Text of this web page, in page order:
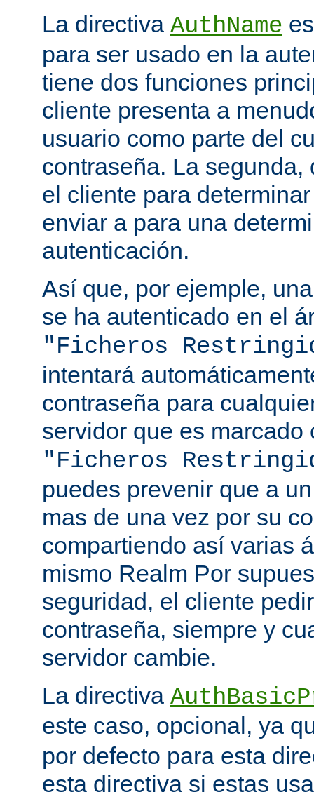
La directiva AuthName
para ser usado en la
tiene dos funciones
cliente presenta a
usuario como parte del
contraseña. La
el cliente para
enviar a para una
autenticación.
Así que, por ejemple,
se ha autenticado en el
"Ficheros
intentará
contraseña para
servidor que es marcado
"Ficheros
puedes prevenir que a
mas de una vez por su
compartiendo así varias
mismo Realm Por
seguridad, el cliente
contraseña, siempre y
servidor cambie.
La directiva
este caso, opcional, ya
por defecto para esta
esta directiva si estas